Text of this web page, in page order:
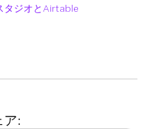
タジオとAirtable
ア: